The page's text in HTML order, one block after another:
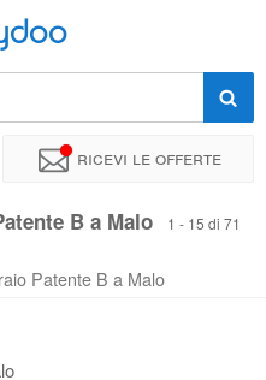
Ricevi le offerte
B a Malo 1 - 15 di 71
Patente B a Malo